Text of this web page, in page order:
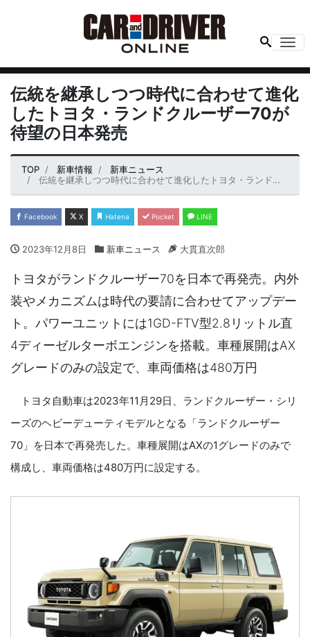
伝統を継承しつつ時代に合わせて進化
したトヨタ・ランドクルーザー70が
待望の日本発売
TOP 新車情報
新車ニュース
伝統を継承しつつ時代に合わせて進化したトヨタ・ランドクルーザー70が待望の日本発売
Facebook X Hatena Pocket LINE
2023年12月8日 新車ニュース 大貫直次郎
トヨタがランドクルーザー70を日本で再発売。内外
装やメカニズムは時代の要請に合わせてアップデー
ト。パワーユニットには1GD-FTV型2.8リットル直
4ディーゼルターボエンジンを搭載。車種展開はAX
グレードのみの設定で、車両価格は480万円
トヨタ自動車は2023年11月29日、ランドクルーザー・シリ
ーズのヘビーデューティモデルとなる「ランドクルーザー
70」を日本で再発売した。車種展開はAXの1グレードのみで
構成し、車両価格は480万円に設定する。